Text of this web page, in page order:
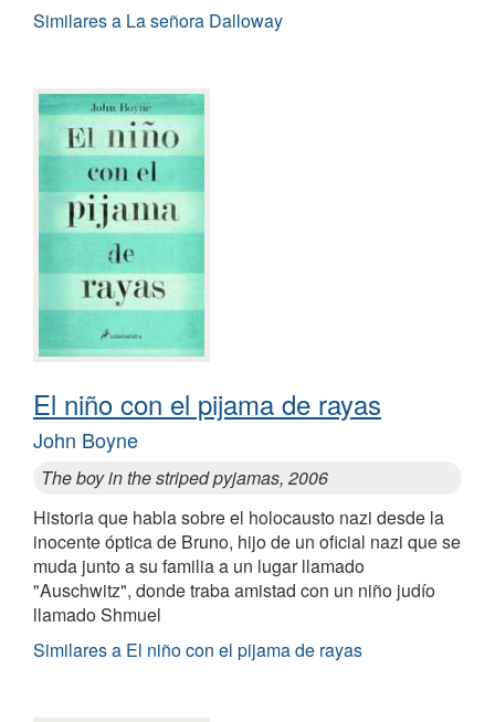
Similares a La señora Dalloway
El niño con el pijama de rayas
John Boyne
The boy in the striped pyjamas, 2006
Historia que habla sobre el holocausto nazi desde la
inocente óptica de Bruno, hijo de un oficial nazi que se
muda junto a su familia a un lugar llamado
"Auschwitz", donde traba amistad con un niño judío
llamado Shmuel
Similares a El niño con el pijama de rayas